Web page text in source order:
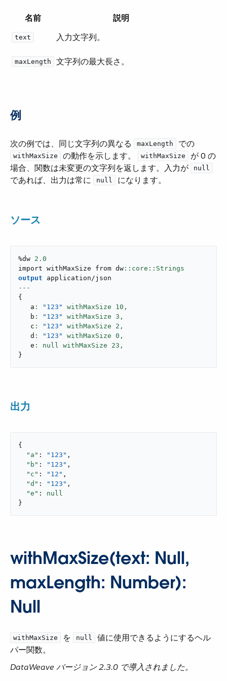
名前 説明
text 入力文字列。
maxLength 文字列の最大長さ。
例
次の例では、同じ文字列の異なる ​ maxLength ​ での ​
withMaxSize ​ の動作を示します。 withMaxSize
​ が 0 の
場合、関数は未変更の文字列を返します。入力が ​
null
であれば、出力は常に ​
null ​ になります。
ソース
%dw 2.0
import withMaxSize from dw
output
application/json
---
{
   a
: "123" withMaxSize 10 ,
   b
: "123" withMaxSize 3 ,
   c
: "123" withMaxSize 2 ,
   d
: "123" withMaxSize 0 ,
   e
: null withMaxSize 23 ,
}
出力
{
"a" : "123" ,
"b" : "123" ,
"c" : "12" ,
"d" : "123" ,
"e" : null
}
withMaxSize(text: Null,
maxLength: Number):
Null
withMaxSize ​ を ​ null
​ 値に使用できるようにするヘル
パー関数。
DataWeave バージョン 2.3.0 で導入されました。